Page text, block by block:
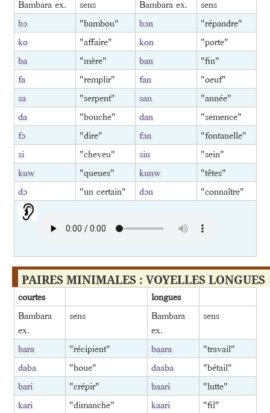
Bambara ex.
sens Bambara ex.
sens
bɔ
"bambou" bɔn
"répandre"
ko
"affaire" kon
"porte"
ba
"mère" ban
"fin"
fa
"remplir" fan
"oeuf"
sa
"serpent" san
"année"
da
"bouche" dan
"semence"
fɔ
"dire" fɔn
"fontanelle"
si
"cheveu" sin
"sein"
kuw
"queues" kunw
"têtes"
dɔ
"un certain" dɔn "connaître"
PAIRES MINIMALES : VOYELLES LONGUES
courtes
longues
Bambara
ex.
sens
Bambara
ex.
sens
bara "récipient" baara
"travail"
daba
"houe" daaba
"bétail"
bari
"crépir" baari
"lutte"
kari
"dimanche" kaari
"fil"